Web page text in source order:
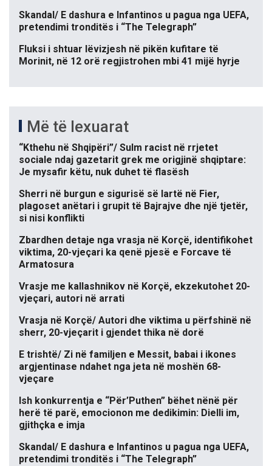
Skandal/ E dashura e Infantinos u pagua nga UEFA,
pretendimi tronditës i “The Telegraph”
Fluksi i shtuar lëvizjesh në pikën kufitare të
Morinit, në 12 orë regjistrohen mbi 41 mijë hyrje
Më të lexuarat
“Kthehu në Shqipëri”/ Sulm racist në rrjetet
sociale ndaj gazetarit grek me origjinë shqiptare:
Je mysafir këtu, nuk duhet të flasësh
Sherri në burgun e sigurisë së lartë në Fier,
plagoset anëtari i grupit të Bajrajve dhe një tjetër,
si nisi konflikti
Zbardhen detaje nga vrasja në Korçë, identifikohet
viktima, 20-vjeçari ka qenë pjesë e Forcave të
Armatosura
Vrasje me kallashnikov në Korçë, ekzekutohet 20-
vjeçari, autori në arrati
Vrasja në Korçë/ Autori dhe viktima u përfshinë në
sherr, 20-vjeçarit i gjendet thika në dorë
E trishtë/ Zi në familjen e Messit, babai i ikones
argjentinase ndahet nga jeta në moshën 68-
vjeçare
Ish konkurrentja e “Për’Puthen” bëhet nënë për
herë të parë, emocionon me dedikimin: Dielli im,
gjithçka e imja
Skandal/ E dashura e Infantinos u pagua nga UEFA,
pretendimi tronditës i “The Telegraph”